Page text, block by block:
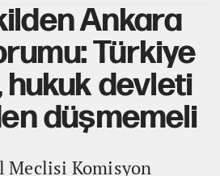
Ankara
Türkiye
hukuk devleti
düşmemeli
Meclisi Komisyon